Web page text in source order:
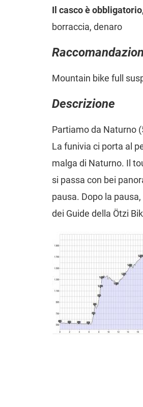
Il casco è obbligatorio
borraccia, denaro
Mountain bike full
Descrizione
Partiamo da Naturno
La funivia ci porta al
malga di Naturno. Il
si passa con bei
pausa. Dopo la
dei Guide della Ötzi